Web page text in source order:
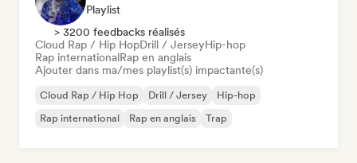
Playlist
> 3200 feedbacks réalisés
Cloud Rap / Hip HopDrill / JerseyHip-hop
Rap internationalRap en anglais
Ajouter dans ma/mes playlist(s) impactante(s)
Cloud Rap / Hip Hop Drill / Jersey
Hip-hop
Rap international
Rap en anglais Trap